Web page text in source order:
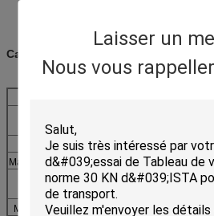
Laisser un
Nous vous
Caractéristiques : EV203-EV220
vibration
Fréquence (hertz) 1-3000
Max Exiting Force (kg.f)
300
Max. Displacement
(mmp-p)
40
Max. Acceleration (g) 100